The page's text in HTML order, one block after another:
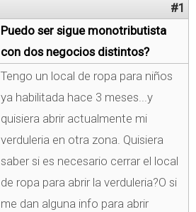
#1
Puedo ser sigue monotributista
con dos negocios distintos?
Tengo un local de ropa para niños
ya habilitada hace 3 meses...y
quisiera abrir actualmente mi
verduleria en otra zona. Quisiera
saber si es necesario cerrar el local
de ropa para abrir la verduleria?O si
me dan alguna info para abrir